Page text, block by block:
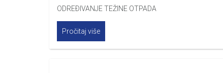
ODREÐIVANJE TEŽINE OTPADA
Pročitaj više